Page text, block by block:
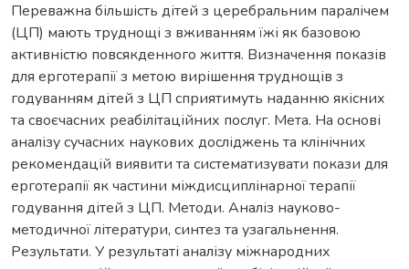
Переважна більшість дітей з церебральним паралічем
(ЦП) мають труднощі з вживанням їжі як базовою
активністю повсякденного життя. Визначення показів
для ерготерапії з метою вирішення труднощів з
годуванням дітей з ЦП сприятимуть наданню якісних
та своєчасних реабілітаційних послуг. Мета. На основі
аналізу сучасних наукових досліджень та клінічних
рекомендацій виявити та систематизувати покази для
ерготерапії як частини міждисциплінарної терапії
годування дітей з ЦП. Методи. Аналіз науково-
методичної літератури, синтез та узагальнення.
Результати. У результаті аналізу міжнародних